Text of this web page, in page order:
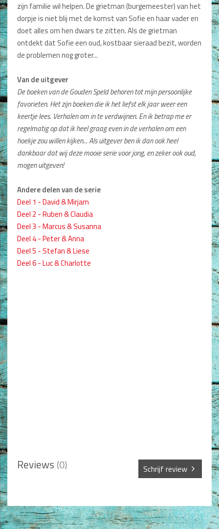
Kerk en Israël
Gemeenteleven en Leiderschap
Pastoraat
Fictie
Non-Fictie
Alle producten
Films en Luisterboeken
Koopjes
Bestellen en retourneren
Sprekers
Challenge Liefdevol Ouderschap
Bijbelstudie
zijn familie wil helpen. De grietman (burgemeester) van het
dorpje is niet blij met de komst van Sofie en haar vader en
doet alles om hen dwars te zitten. Als de grietman
ontdekt dat Sofie een oud, kostbaar sieraad bezit, worden
de problemen nog groter...
Van de uitgever
De boeken van de Gouden Speld behoren tot mijn persoonlijke
favorieten. Het zijn boeken die ik het liefst elk jaar weer een
keertje lees. Verhalen om in te verdwijnen. En ik betrap me er
regelmatig op dat ik heel graag even in de verhalen om een
hoekje zou willen kijken... Als uitgever ben ik dan ook heel
dankbaar dat wij deze mooie serie voor jong, en zeker ook oud,
mogen uitgeven!
Andere delen van de serie
Deel 1 - David & Mirjam
Deel 2 - Ruben & Claudia
Deel 3 - Marcus & Susanna
Deel 4 - Peter & Anna
Deel 5 - Stefan & Liese
Deel 6 - Luc & Charlotte
Reviews (0) Schrijf review